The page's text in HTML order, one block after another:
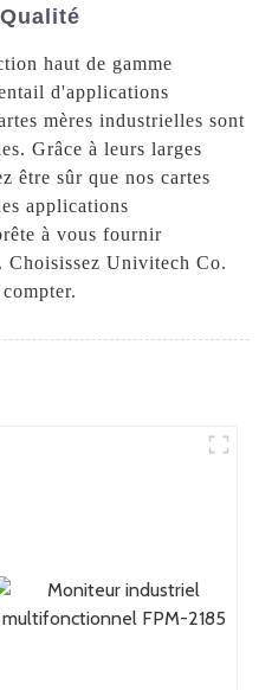
haut de gamme
d'applications
mères industrielles sont
Grâce à leurs larges
être sûr que nos cartes
applications
à vous fournir
Choisissez Univitech Co.